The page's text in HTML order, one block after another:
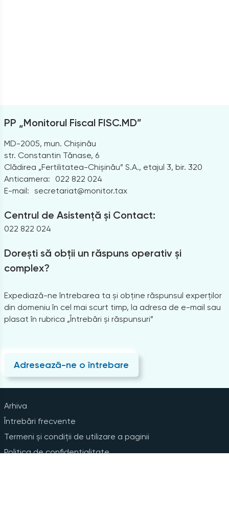
PP „Monitorul Fiscal FISC.MD”
MD-2005, mun. Chișinău
str. Constantin Tănase, 6
Clădirea „Fertilitatea-Chișinău” S.A., etajul 3, bir. 320
Anticamera:
022 822 024
E-mail: secretariat@monitor.tax
Centrul de Asistență și Contact:
022 822 024
Dorești să obții un răspuns operativ și
complex?
Expediază-ne întrebarea ta și obține răspunsul experților
din domeniu în cel mai scurt timp, la adresa de e-mail sau
plasat în rubrica „Întrebări și răspunsuri”
Adresează-ne o întrebare
Arhiva
Întrebări frecvente
Termeni și condiții de utilizare a paginii
Politica de confidențialitate